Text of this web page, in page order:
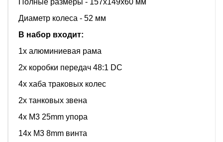
Полные размеры - 157х149х60 мм
Диаметр колеса - 52 мм
В набор входит:
1x алюминиевая рама
2x коробки передач 48:1 DC
4x хаба траковых колес
2x танковых звена
4x M3 25mm упора
14x M3 8mm винта